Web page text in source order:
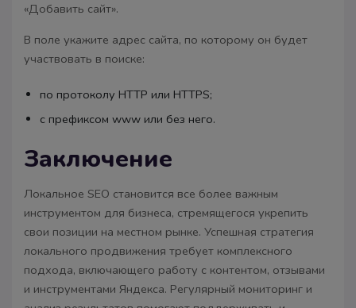
«Добавить сайт».
В поле укажите адрес сайта, по которому он будет
участвовать в поиске:
по протоколу HTTP или HTTPS;
c префиксом www или без него.
Заключение
Локальное SEO становится все более важным
инструментом для бизнеса, стремящегося укрепить
свои позиции на местном рынке. Успешная стратегия
локального продвижения требует комплексного
подхода, включающего работу с контентом, отзывами
и инструментами Яндекса. Регулярный мониторинг и